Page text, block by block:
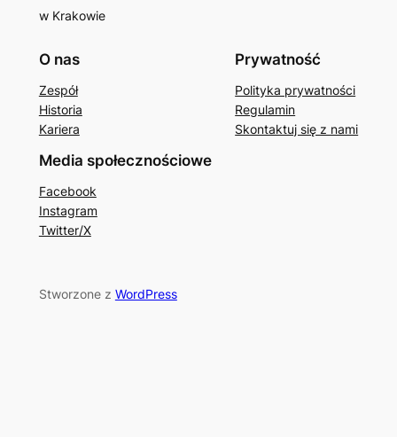
w Krakowie
O nas
Zespół
Historia
Kariera
Prywatność
Polityka prywatności
Regulamin
Skontaktuj się z nami
Media społecznościowe
Facebook
Instagram
Twitter/X
Stworzone z WordPress